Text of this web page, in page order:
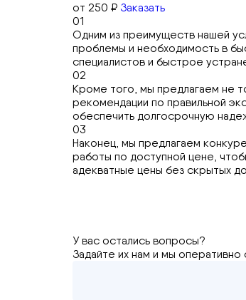
от 250 ₽ Заказать
01
Одним из преимуществ нашей
проблемы и необходимость в
специалистов и быстрое
02
Кроме того, мы предлагаем не
рекомендации по правильной
обеспечить долгосрочную
03
Наконец, мы предлагаем
работы по доступной цене,
адекватные цены без скрытых
У вас остались вопросы?
Задайте их нам и мы оперативно